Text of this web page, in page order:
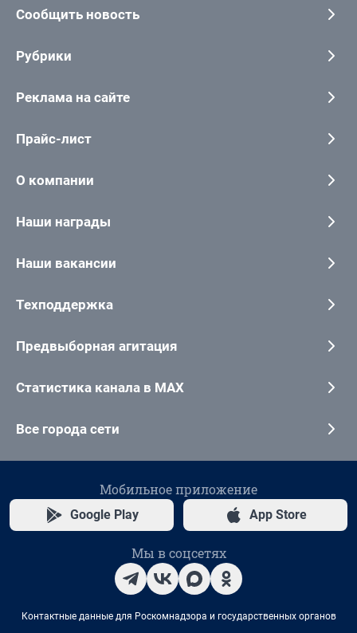
Сообщить новость
Рубрики
Реклама на сайте
Прайс-лист
О компании
Наши награды
Наши вакансии
Техподдержка
Предвыборная агитация
Статистика канала в MAX
Все города сети
Мобильное приложение
Google Play App Store
Мы в соцсетях
Контактные данные для Роскомнадзора и государственных органов